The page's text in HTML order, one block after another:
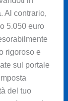
Al contrario,
5.050 euro
rigoroso e
sul portale
del tuo